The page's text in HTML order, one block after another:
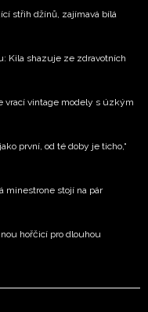
střih džínů, zajímavá bílá
Kila shazuje ze zdravotních
vrací vintage modely s úzkým
první, od té doby je ticho,“
minestrone stojí na pár
hořčicí pro dlouhou